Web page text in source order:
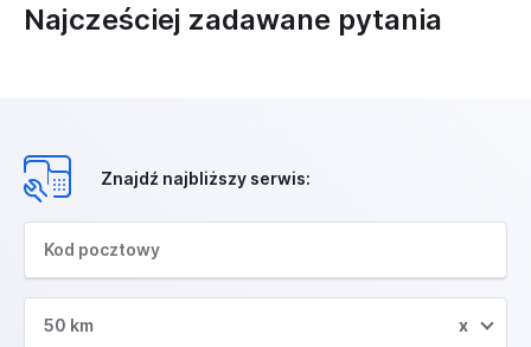
Najcześciej zadawane pytania
Znajdź najbliższy serwis:
50 km x